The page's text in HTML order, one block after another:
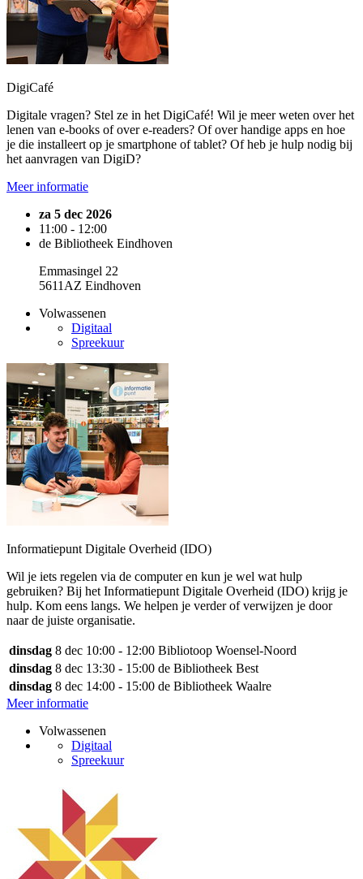
DigiCafé
Digitale vragen? Stel ze in het DigiCafé! Wil je meer weten over het
lenen van e-books of over e-readers? Of over handige apps en hoe
je die installeert op je smartphone of tablet? Of heb je hulp nodig bij
het aanvragen van DigiD?
Meer informatie
za 5 dec 2026
11:00 - 12:00
de Bibliotheek Eindhoven
Emmasingel 22
5611AZ Eindhoven
Volwassenen
Digitaal
Spreekuur
Informatiepunt Digitale Overheid (IDO)
Wil je iets regelen via de computer en kun je wel wat hulp
gebruiken? Bij het Informatiepunt Digitale Overheid (IDO) krijg je
hulp. Kom eens langs. We helpen je verder of verwijzen je door
naar de juiste organisatie.
dinsdag 8 dec 10:00 - 12:00 Bibliotoop Woensel-Noord
dinsdag 8 dec 13:30 - 15:00 de Bibliotheek Best
dinsdag 8 dec 14:00 - 15:00 de Bibliotheek Waalre
Meer informatie
Volwassenen
Digitaal
Spreekuur